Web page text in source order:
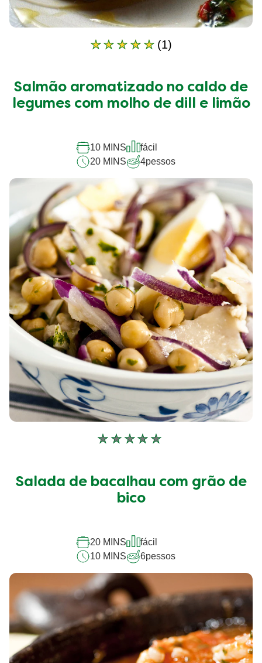
A
deste
Salmão
aromatizado
de
legumes
com
molho
de
dill
e
limão
é
5.0
de
5
de
1
classificações.
(1)
Salmão aromatizado no caldo de
legumes com molho de dill e limão
10 MINS
fácil
20 MINS
4pessos
Nenhuma
para
recipe
Salada de bacalhau com grão de
bico
20 MINS
fácil
10 MINS
6pessos